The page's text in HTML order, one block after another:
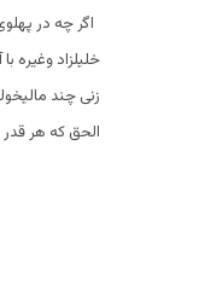
اگر چه در
خلیلزاد وغیره
زنی چند
الحق که هر قدر